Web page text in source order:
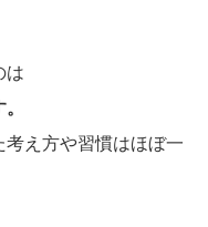
は
え方や習慣はほぼ一